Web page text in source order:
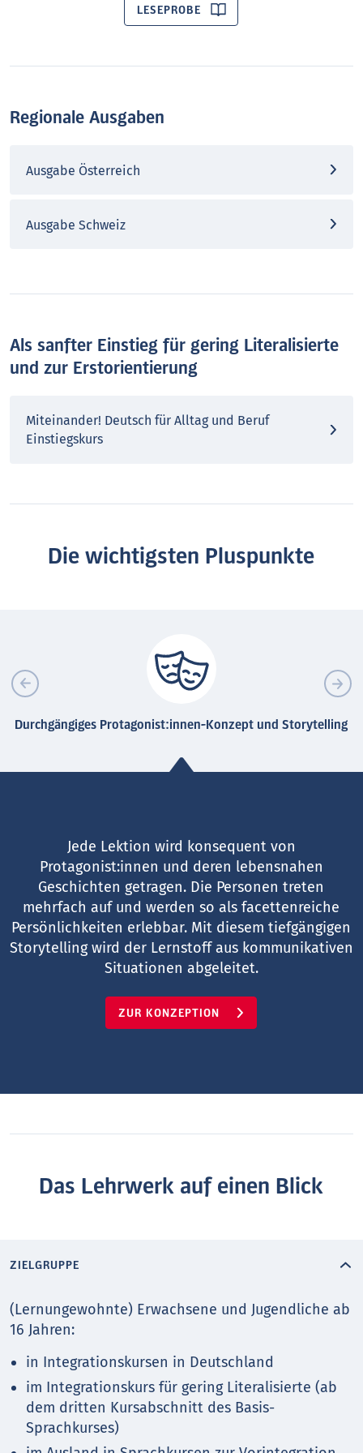
LESEPROBE
Regionale Ausgaben
Ausgabe Österreich
Ausgabe Schweiz
Als sanfter Einstieg für gering Literalisierte
und zur Erstorientierung
Miteinander! Deutsch für Alltag und Beruf
Einstiegskurs
Die wichtigsten Pluspunkte
Durchgängiges Protagonist:innen-Konzept und Storytelling
Jede Lektion wird konsequent von
Protagonist:innen und deren lebensnahen
Geschichten getragen. Die Personen treten
mehrfach auf und werden so als facettenreiche
Persönlichkeiten erlebbar. Mit diesem tiefgängigen
Storytelling wird der Lernstoff aus kommunikativen
Situationen abgeleitet.
ZUR KONZEPTION
Das Lehrwerk auf einen Blick
ZIELGRUPPE
(Lernungewohnte) Erwachsene und Jugendliche ab
16 Jahren:
in Integrationskursen in Deutschland
im Integrationskurs für gering Literalisierte (ab
dem dritten Kursabschnitt des Basis-
Sprachkurses)